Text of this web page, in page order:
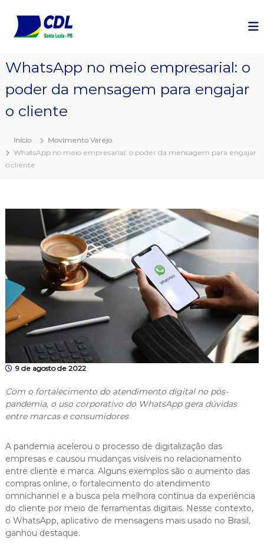
WhatsApp no meio empresarial: o
poder da mensagem para engajar
o cliente
Início
Movimento Varejo
WhatsApp no meio empresarial: o poder da mensagem para engajar
o cliente
9 de agosto de 2022
Com o fortalecimento do atendimento digital no pós-
pandemia, o uso corporativo do WhatsApp gera dúvidas
entre marcas e consumidores
A pandemia acelerou o processo de digitalização das
empresas e causou mudanças visíveis no relacionamento
entre cliente e marca. Alguns exemplos são o aumento das
compras online, o fortalecimento do atendimento
omnichannel e a busca pela melhora contínua da experiência
do cliente por meio de ferramentas digitais. Nesse contexto,
o WhatsApp, aplicativo de mensagens mais usado no Brasil,
ganhou destaque.